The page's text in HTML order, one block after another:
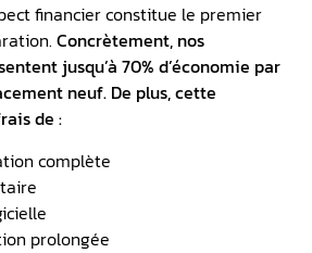
financier constitue le premier
Concrètement, nos
jusqu’à 70% d’économie par
neuf. De plus, cette
de :
complète
prolongée